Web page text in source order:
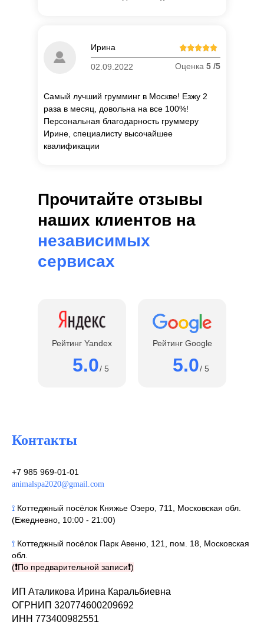
Ирина
02.09.2022 Оценка 5 /5
Самый лучший грумминг в Москве! Езжу 2
раза в месяц, довольна на все 100%!
Персональная благодарность груммеру
Ирине, специалисту высочайшее
квалификации
Прочитайте отзывы
наших клиентов на
независимых
сервисах
Рейтинг Yandex
5.0/ 5
Рейтинг Google
5.0/ 5
Контакты
+7 985 969-01-01
animalspa2020@gmail.com
⟟ Коттеджный посёлок Княжье Озеро, 711, Московская обл.
(Ежедневно, 10:00 - 21:00)
⟟ Коттеджный посёлок Парк Авеню, 121, пом. 18, Московская
обл.
(❗По предварительной записи❗)
ИП Аталикова Ирина Каральбиевна
ОГРНИП 320774600209692
ИНН 773400982551